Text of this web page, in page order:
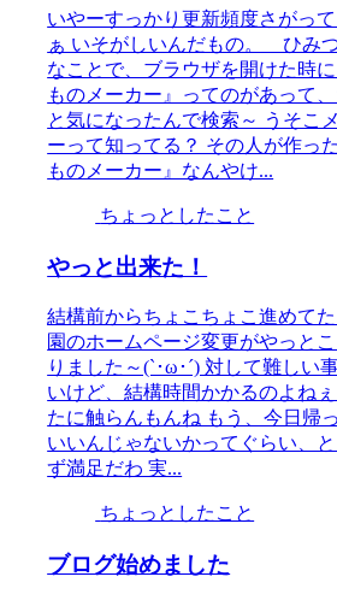
いやーすっかり更新頻度さがっ
ぁ いそがしいんだもの。 ひみ
なことで、ブラウザを開けた時
ものメーカー』ってのがあって
と気になったんで検索～ うそこ
ーって知ってる？ その人が作っ
ものメーカー』なんやけ...
ちょっとしたこと
やっと出来た！
結構前からちょこちょこ進めて
園のホームページ変更がやっと
りました～(`･ω･´) 対して難しい
いけど、結構時間かかるのよね
たに触らんもんね もう、今日帰
いいんじゃないかってぐらい、と
ず満足だわ 実...
ちょっとしたこと
ブログ始めました